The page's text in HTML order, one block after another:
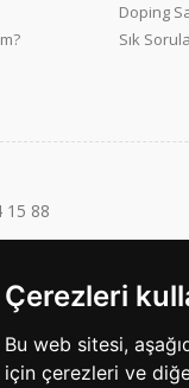
Çerezleri
Bu web sitesi,
için çerezleri ve
Doping
Sık
15 88
alışveriş platformu,
aittir. Bu içeriğin,